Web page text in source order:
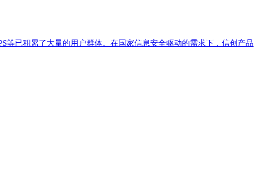
已积累了大量的用户群体。在国家信息安全驱动的需求下，信创产品